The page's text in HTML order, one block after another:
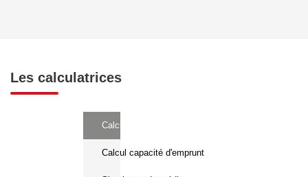
Les calculatrices
Calcul Frais de notaire
Calcul capacité d'emprunt